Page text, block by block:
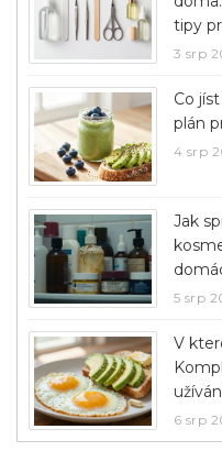
tipy
3 srp
Co
plán
4 srp
Jak
5 srp
V
6 srp